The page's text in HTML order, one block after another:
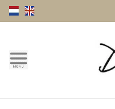
Home